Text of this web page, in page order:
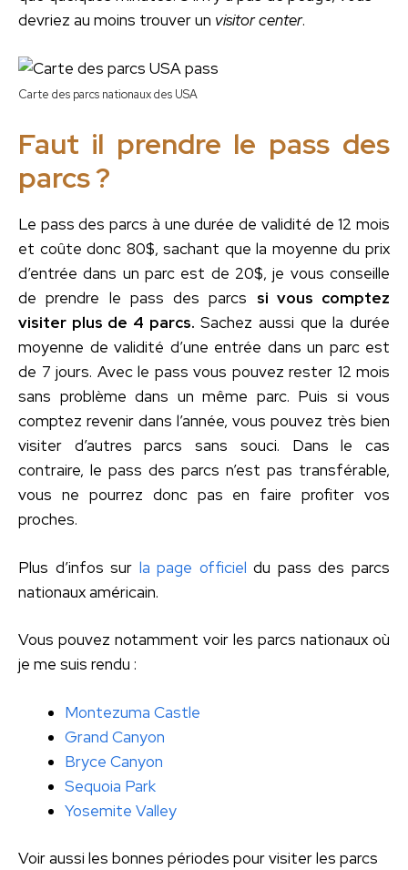
devriez au moins trouver un visitor center.
Carte des parcs nationaux des USA
Faut il prendre le pass des
parcs ?
Le pass des parcs à une durée de validité de 12 mois
et coûte donc 80$, sachant que la moyenne du prix
d’entrée dans un parc est de 20$, je vous conseille
de prendre le pass des parcs si vous comptez
visiter plus de 4 parcs. Sachez aussi que la durée
moyenne de validité d’une entrée dans un parc est
de 7 jours. Avec le pass vous pouvez rester 12 mois
sans problème dans un même parc. Puis si vous
comptez revenir dans l’année, vous pouvez très bien
visiter d’autres parcs sans souci. Dans le cas
contraire, le pass des parcs n’est pas transférable,
vous ne pourrez donc pas en faire profiter vos
proches.
Plus d’infos sur la page officiel du pass des parcs
nationaux américain.
Vous pouvez notamment voir les parcs nationaux où
je me suis rendu :
Montezuma Castle
Grand Canyon
Bryce Canyon
Sequoia Park
Yosemite Valley
Voir aussi les bonnes périodes pour visiter les parcs